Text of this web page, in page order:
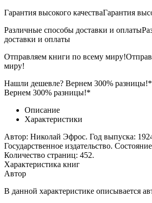
Гарантия высокого качестваГарантия
Различные способы доставки и оплаты
доставки и оплаты
Отправляем книги по всему миру!
миру!
Нашли дешевле? Вернем 300% разницы!*
Вернем 300% разницы!*
Описание
Характеристики
Автор: Николай Эфрос. Год выпуска:
Государственное издательство.
Количество страниц: 452.
Характеристика книг
Автор
В данной характеристике описывается